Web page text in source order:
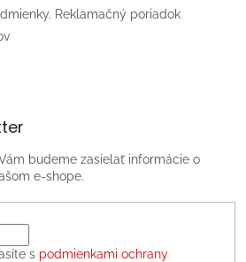
Reklamačný poriadok
budeme zasielať informácie o
e-shope.
s podmienkami ochrany